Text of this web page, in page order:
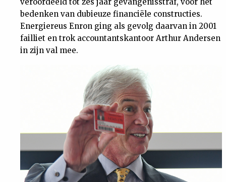
bedenken van dubieuze financiële constructies.
Energiereus Enron ging als gevolg daarvan in 2001
failliet en trok accountantskantoor Arthur Andersen
in zijn val mee.